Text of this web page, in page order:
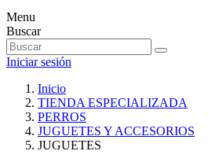
Menu
Buscar
Iniciar sesión
Inicio
TIENDA ESPECIALIZADA
PERROS
JUGUETES Y ACCESORIOS
JUGUETES